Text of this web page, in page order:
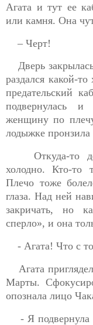
Агата и тут ее
или камня. Она
– Черт!
Дверь
раздался какой-
предательский
подвернулась
женщину по
лодыжке пронзила
Откуда-то
холодно. Кто-то
Плечо тоже
глаза. Над ней
закричать, но
сперло», и она
- Агата! Что с
Агата
Марты.
опознала лицо
- Я